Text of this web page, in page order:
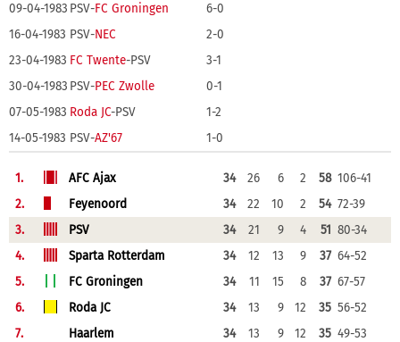
09-04-1983 PSV-FC Groningen
6-0
16-04-1983 PSV-NEC
2-0
23-04-1983 FC Twente-PSV
3-1
30-04-1983 PSV-PEC Zwolle
0-1
07-05-1983 Roda JC-PSV
1-2
14-05-1983 PSV-AZ'67 1-0
1. AFC Ajax 34 26 6 2 58 106-41
2.
Feyenoord 34 22 10 2 54 72-39
3.
PSV 34 21 9 4 51 80-34
4.
Sparta Rotterdam 34 12 13 9 37 64-52
5.
FC Groningen 34 11 15 8 37 67-57
6.
Roda JC 34 13 9 12 35 56-52
7.
Haarlem 34 13 9 12 35 49-53